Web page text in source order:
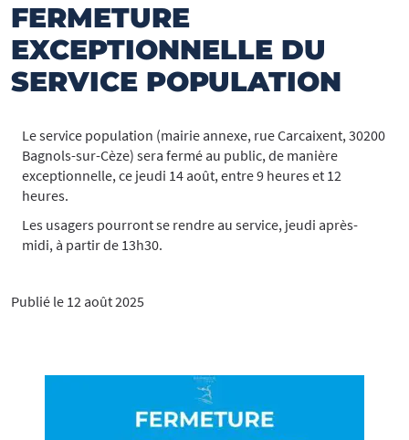
FERMETURE
EXCEPTIONNELLE DU
SERVICE POPULATION
Le service population (mairie annexe, rue Carcaixent, 30200
Bagnols-sur-Cèze) sera fermé au public, de manière
exceptionnelle, ce jeudi 14 août, entre 9 heures et 12
heures.
Les usagers pourront se rendre au service, jeudi après-
midi, à partir de 13h30.
Publié le 12 août 2025